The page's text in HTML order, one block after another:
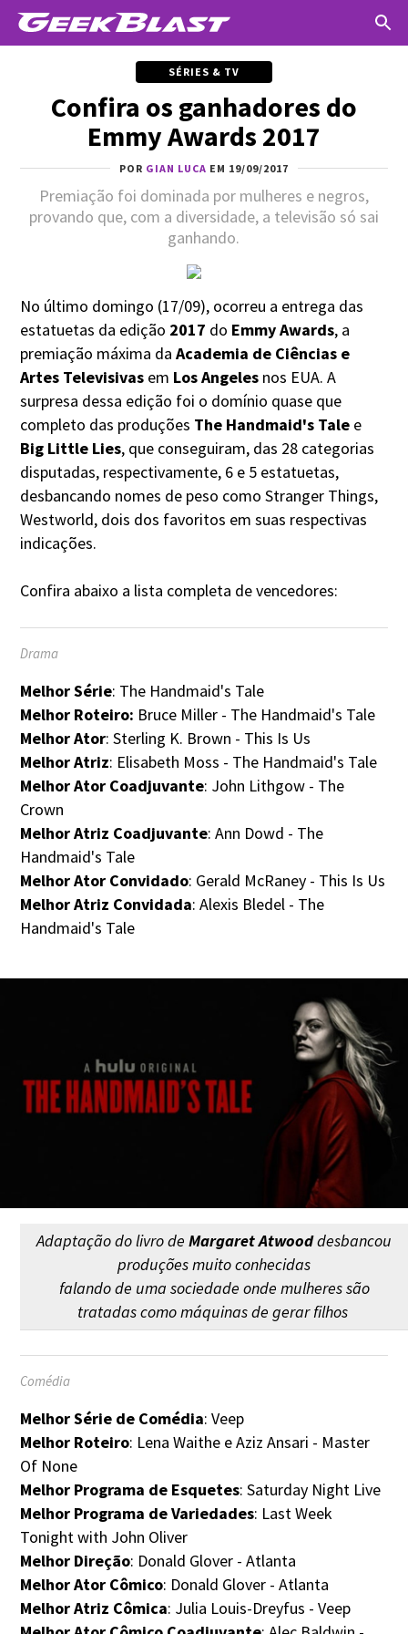
SÉRIES & TV
Confira os ganhadores do
Emmy Awards 2017
POR GIAN LUCA EM 19/09/2017
Premiação foi dominada por mulheres e negros,
provando que, com a diversidade, a televisão só sai
ganhando.
No último domingo (17/09), ocorreu a entrega das
estatuetas da edição 2017 do Emmy Awards, a
premiação máxima daAcademia de Ciências e
Artes Televisivas em Los Angeles nos EUA. A
surpresa dessa edição foi o domínio quase que
completo das produções The Handmaid's Tale e
Big Little Lies, que conseguiram, das 28 categorias
disputadas, respectivamente, 6 e 5 estatuetas,
desbancando nomes de peso como Stranger Things,
Westworld, dois dos favoritos em suas respectivas
indicações.
Confira abaixo a lista completa de vencedores:
Drama
Melhor Série: The Handmaid's Tale
Melhor Roteiro: Bruce Miller - The Handmaid's Tale
Melhor Ator: Sterling K. Brown - This Is Us
Melhor Atriz: Elisabeth Moss - The Handmaid's Tale
Melhor Ator Coadjuvante: John Lithgow - The
Crown
Melhor Atriz Coadjuvante: Ann Dowd - The
Handmaid's Tale
Melhor Ator Convidado: Gerald McRaney - This Is Us
Melhor Atriz Convidada: Alexis Bledel - The
Handmaid's Tale
Adaptação do livro deMargaret Atwooddesbancou
produções muito conhecidas
falando de uma sociedade onde mulheres são
tratadas como máquinas de gerar filhos
Comédia
Melhor Série de Comédia: Veep
Melhor Roteiro: Lena Waithe e Aziz Ansari - Master
Of None
Melhor Programa de Esquetes: Saturday Night Live
Melhor Programa de Variedades: Last Week
Tonight with John Oliver
Melhor Direção: Donald Glover - Atlanta
Melhor Ator Cômico: Donald Glover - Atlanta
Melhor Atriz Cômica: Julia Louis-Dreyfus - Veep